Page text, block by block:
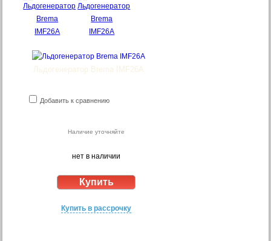
Льдогенератор Brema IMF26A
Добавить к сравнению
Наличие уточняйте
нет в наличии
Купить в рассрочку